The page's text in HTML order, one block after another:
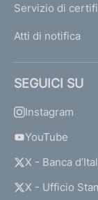
Servizio di
Atti di notifica
SEGUICI SU
Instagram
YouTube
X - Banca
X - Ufficio